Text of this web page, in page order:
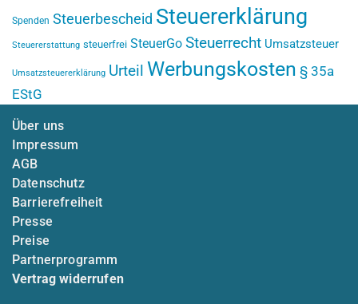
Spenden Steuerbescheid Steuererklärung
Steuererstattung steuerfrei SteuerGo Steuerrecht Umsatzsteuer
Umsatzsteuererklärung Urteil Werbungskosten § 35a
EStG
Über uns
Impressum
AGB
Datenschutz
Barrierefreiheit
Presse
Preise
Partnerprogramm
Vertrag widerrufen